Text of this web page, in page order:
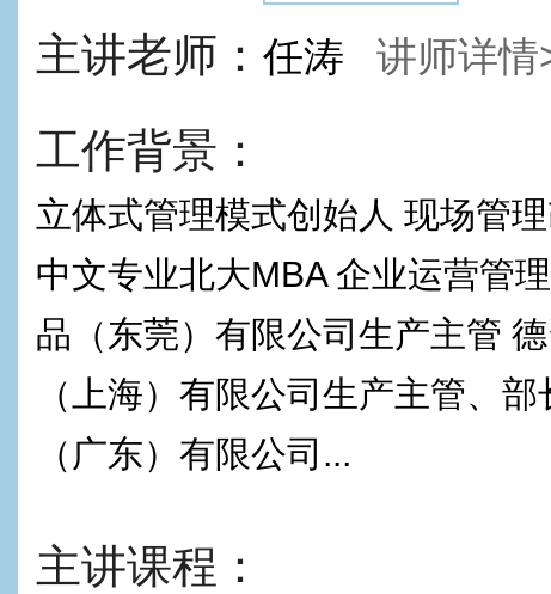
主讲老师： 任涛 讲师详情
工作背景：
立体式管理模式创始人 现场管
中文专业北大MBA 企业运营管
品（东莞）有限公司生产主管
（上海）有限公司生产主管、
（广东）有限公司...
主讲课程：